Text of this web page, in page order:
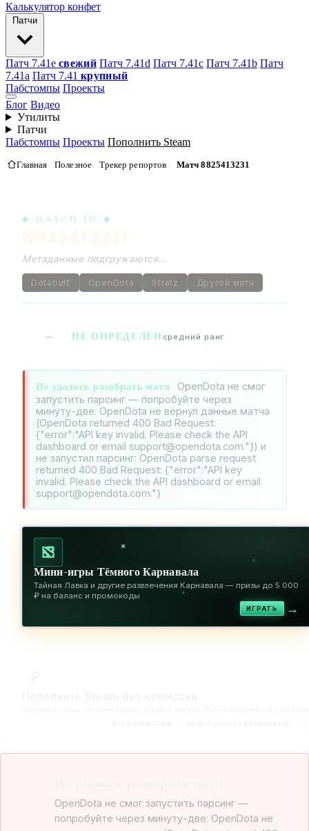
Калькулятор конфет
Патчи
Патч 7.41e свежий Патч 7.41d Патч 7.41c Патч 7.41b Патч
7.41а Патч 7.41 крупный
Пабстомпы Проекты
Блог Видео
Утилиты
Патчи
Пабстомпы Проекты Пополнить Steam
Главная Полезное Трекер репортов Матч 8825413231
◆ MATCH ID ◆
Метаданные подгружаются…
Dotabuff OpenDota Stratz Другой матч
— НЕ ОПРЕДЕЛЁН средний ранг
Не удалось разобрать матч
OpenDota не смог
запустить парсинг — попробуйте через
минуту-две: OpenDota не вернул данные матча
(OpenDota returned 400 Bad Request:
{"error":"API key invalid. Please check the API
dashboard or email support@opendota.com."}) и
не запустил парсинг: OpenDota parse request
returned 400 Bad Request: {"error":"API key
invalid. Please check the API dashboard or email
support@opendota.com."}
✦
✦
✦
Мини-игры Тёмного Карнавала
Тайная Лавка и другие развлечения Карнавала — призы до 5 000
₽ на баланс и промокоды
ИГРАТЬ →
OpenDota не смог запустить парсинг —
попробуйте через минуту-две: OpenDota не